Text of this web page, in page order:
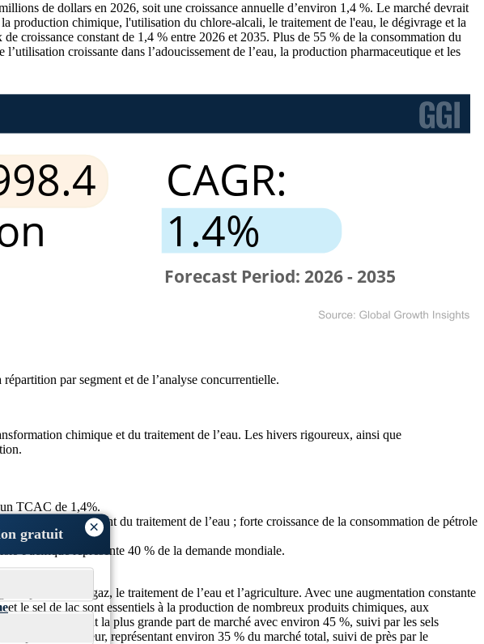
×
gratuit
de dollars en 2026, soit une croissance annuelle d’environ 1,4 %. Le marché devrait
production chimique, l'utilisation du chlore-alcali, le traitement de l'eau, le dégivrage et la
croissance constant de 1,4 % entre 2026 et 2035. Plus de 55 % de la consommation du
croissante dans l’adoucissement de l’eau, la production pharmaceutique et les
par segment et de l’analyse concurrentielle.
chimique et du traitement de l’eau. Les hivers rigoureux, ainsi que
TCAC de 1,4%.
; 20 % provenant du traitement de l’eau ; forte croissance de la consommation de pétrole
Pacifique représente 40 % de la demande mondiale.
pétrole et le gaz, le traitement de l’eau et l’agriculture. Avec une augmentation constante
et le sel de lac sont essentiels à la production de nombreux produits chimiques, aux
marin détenant la plus grande part de marché avec environ 45 %, suivi par les sels
contributeur, représentant environ 35 % du marché total, suivi de près par le